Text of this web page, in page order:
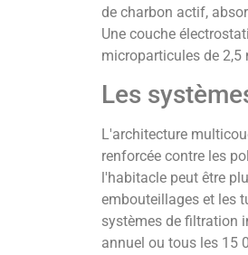
de charbon actif,
Une couche
microparticules de 2,5
Les
L'architecture
renforcée contre les
l'habitacle peut être
embouteillages et les
systèmes de filtration
annuel ou tous les 15